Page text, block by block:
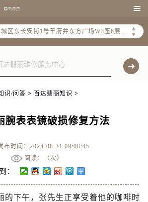

▲
▼
北京市东城区东长安街1号王府井东方广场W3座6层602室售后服务中心（需提前预约）
营业！
识/问答 > 百达翡丽知识 >
腕表表镜破损修复方法
布时间：2024-08-31 09:08:45
阅读：（次）
：
的下午，张先生正享受着他的咖啡时